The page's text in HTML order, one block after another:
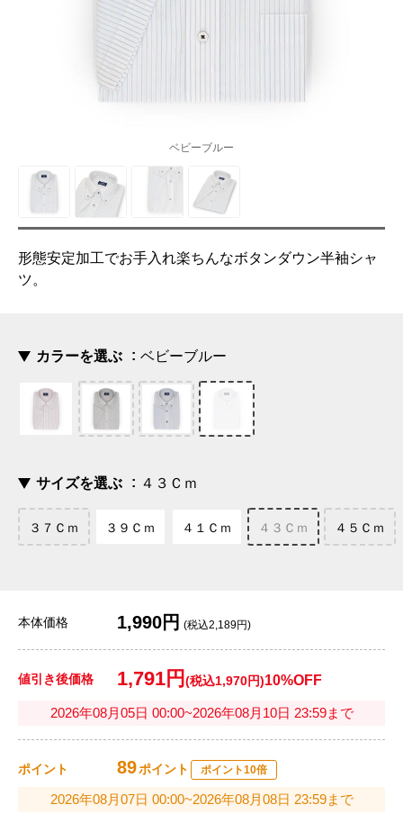
ベビーブルー
形態安定加工でお手入れ楽ちんなボタンダウン半袖シャ
ツ。
カラーを選ぶ ベビーブルー
サイズを選ぶ ４３Ｃｍ
３７Ｃｍ ３９Ｃｍ ４１Ｃｍ ４３Ｃｍ ４５Ｃｍ
本体価格 1,990円 (税込2,189円)
値引き後価格 1,791円 (税込1,970円)10%OFF
2026年08月05日 00:00~2026年08月10日 23:59まで
ポイント 89ポイント ポイント10倍
2026年08月07日 00:00~2026年08月08日 23:59まで